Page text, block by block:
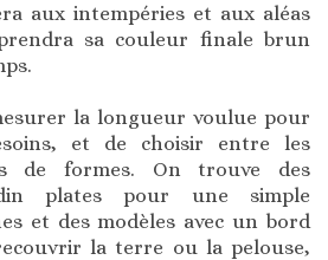
aux intempéries et aux aléas
sa couleur finale brun
la longueur voulue pour
et de choisir entre les
de formes. On trouve des
plates pour une simple
et des modèles avec un bord
la terre ou la pelouse,